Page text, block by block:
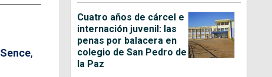
Sence,
Cuatro años de cárcel e
internación juvenil: las
penas por balacera en
colegio de San Pedro de
la Paz